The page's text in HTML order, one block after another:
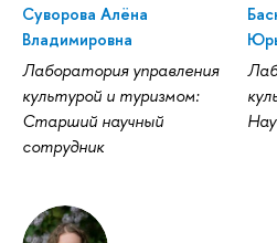
Суворова Алёна
Владимировна
Лаборатория управления
культурой и туризмом:
Старший научный
сотрудник